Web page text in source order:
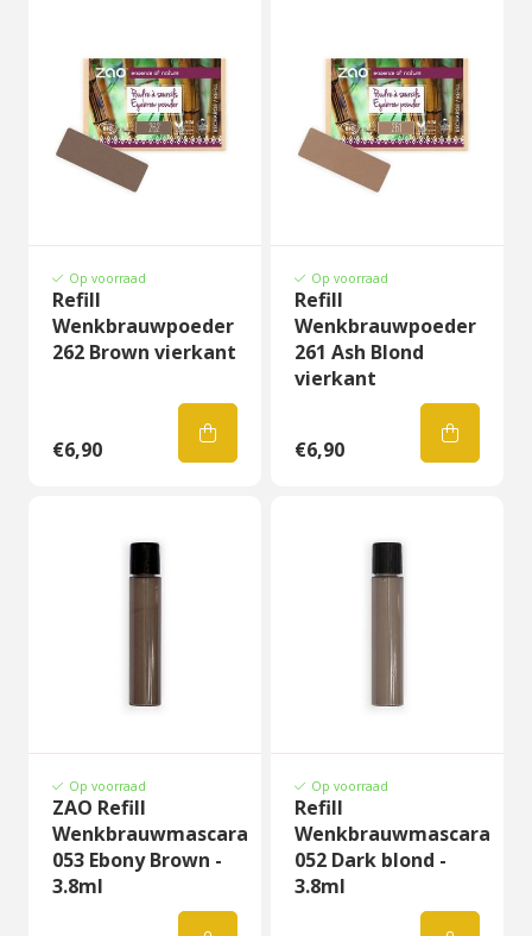
Op voorraad
Refill
Wenkbrauwpoeder
262 Brown vierkant
€6,90
Op voorraad
Refill
Wenkbrauwpoeder
261 Ash Blond
vierkant
€6,90
Op voorraad
ZAO Refill
Wenkbrauwmascara
053 Ebony Brown -
3.8ml
Op voorraad
Refill
Wenkbrauwmascara
052 Dark blond -
3.8ml